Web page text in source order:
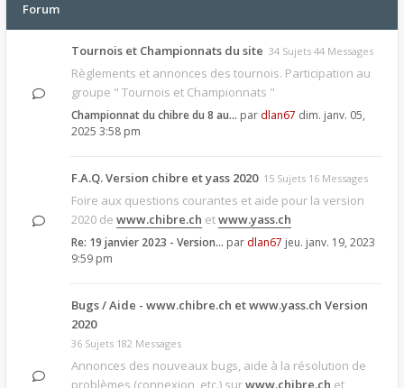
Forum
Tournois et Championnats du site 34 Sujets 44 Messages
Règlements et annonces des tournois. Participation au
groupe " Tournois et Championnats "
Championnat du chibre du 8 au… par dlan67 dim. janv. 05,
2025 3:58 pm
F.A.Q. Version chibre et yass 2020 15 Sujets 16 Messages
Foire aux questions courantes et aide pour la version
2020 de www.chibre.ch etwww.yass.ch
Re: 19 janvier 2023 - Version… par dlan67 jeu. janv. 19, 2023
9:59 pm
Bugs / Aide - www.chibre.ch et www.yass.ch Version
2020
36 Sujets 182 Messages
Annonces des nouveaux bugs, aide à la résolution de
problèmes (connexion, etc.) surwww.chibre.ch et